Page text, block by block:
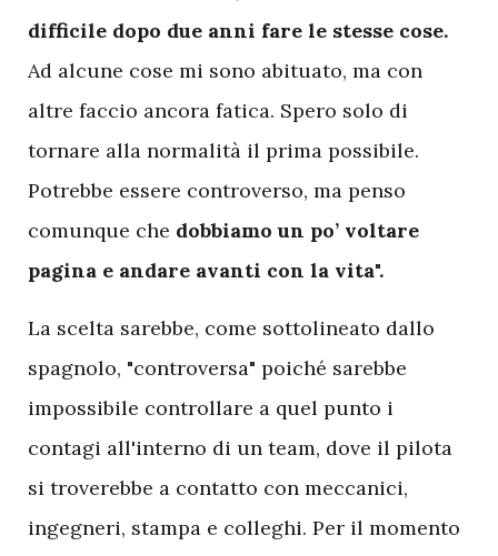
difficile dopo due anni fare le stesse cose.
Ad alcune cose mi sono abituato, ma con
altre faccio ancora fatica. Spero solo di
tornare alla normalità il prima possibile.
Potrebbe essere controverso, ma penso
comunque che dobbiamo un po’ voltare
pagina e andare avanti con la vita".
La scelta sarebbe, come sottolineato dallo
spagnolo, "controversa" poiché sarebbe
impossibile controllare a quel punto i
contagi all'interno di un team, dove il pilota
si troverebbe a contatto con meccanici,
ingegneri, stampa e colleghi. Per il momento